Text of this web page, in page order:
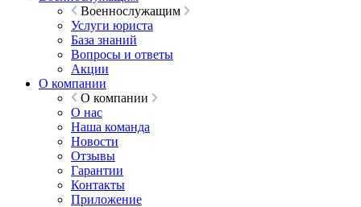
Военнослужащим
Услуги юриста
База знаний
Вопросы и ответы
Акции
О компании
О компании
О нас
Наша команда
Новости
Отзывы
Гарантии
Контакты
Приложение